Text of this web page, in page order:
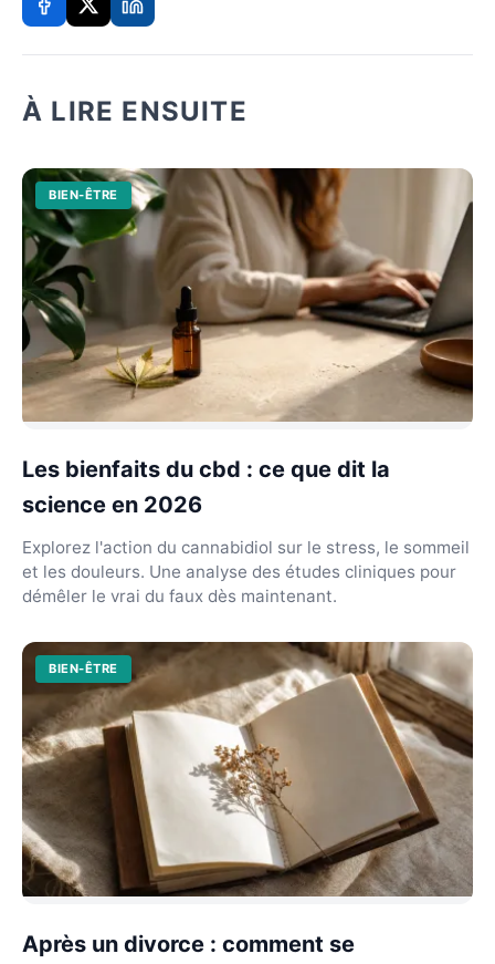
À LIRE ENSUITE
BIEN-ÊTRE
Les bienfaits du cbd : ce que dit la
science en 2026
Explorez l'action du cannabidiol sur le stress, le sommeil
et les douleurs. Une analyse des études cliniques pour
démêler le vrai du faux dès maintenant.
BIEN-ÊTRE
Après un divorce : comment se